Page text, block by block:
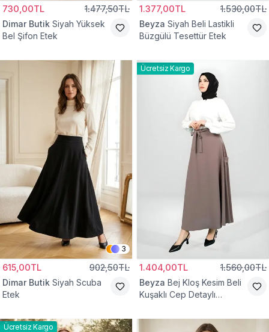
730,00TL 1.477,50TL
Dimar Butik Siyah Yüksek
Bel Şifon Etek
1.377,00TL 1.530,00TL
Beyza Siyah Beli Lastikli
Büzgülü Tesettür Etek
3
615,00TL 902,50TL
Dimar Butik Siyah Scuba
Etek
Ücretsiz Kargo
1.404,00TL 1.560,00TL
Beyza Bej Kloş Kesim Beli
Kuşaklı Cep Detaylı
Ücretsiz Kargo